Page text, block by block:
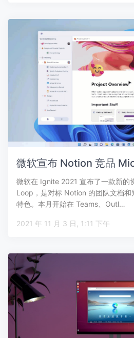
微软宣布 Notion 竞品
微软在 Ignite 2021 宣布了一款新的
Loop，是对标 Notion 的团队文档和
特色。本月开始在 Teams、Outl…
2021 年 11 月 3 日, 1:11 下午